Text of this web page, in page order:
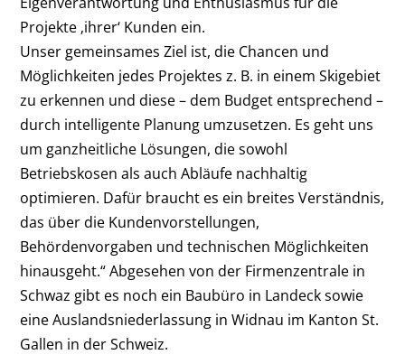
Projekte ‚ihrer‘ Kunden ein.
Unser gemeinsames Ziel ist, die Chancen und
Möglichkeiten jedes Projektes z. B. in einem Skigebiet
zu erkennen und diese – dem Budget entsprechend –
durch intelligente Planung umzusetzen. Es geht uns
um ganzheitliche Lösungen, die sowohl
Betriebskosen als auch Abläufe nachhaltig
optimieren. Dafür braucht es ein breites Verständnis,
das über die Kundenvorstellungen,
Behördenvorgaben und technischen Möglichkeiten
hinausgeht.“ Abgesehen von der Firmenzentrale in
Schwaz gibt es noch ein Baubüro in Landeck sowie
eine Auslandsniederlassung in Widnau im Kanton St.
Gallen in der Schweiz.